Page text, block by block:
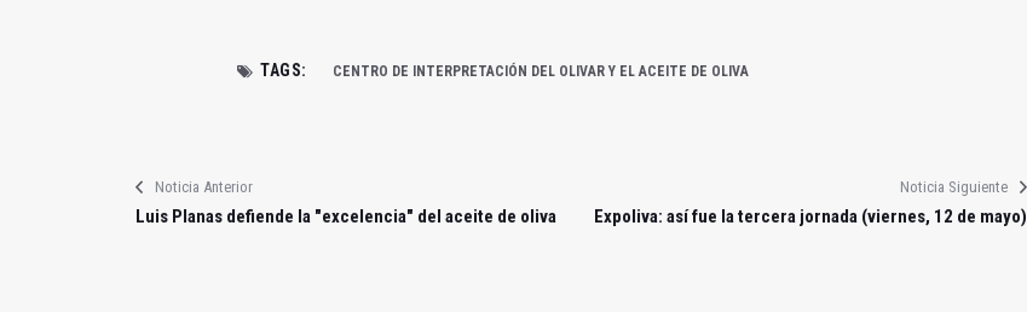
TAGS: CENTRO DE INTERPRETACIÓN DEL OLIVAR Y EL ACEITE DE OLIVA
Noticia Anterior
Luis Planas defiende la "excelencia" del aceite de oliva
Noticia Siguiente
Expoliva: así fue la tercera jornada (viernes, 12 de mayo)